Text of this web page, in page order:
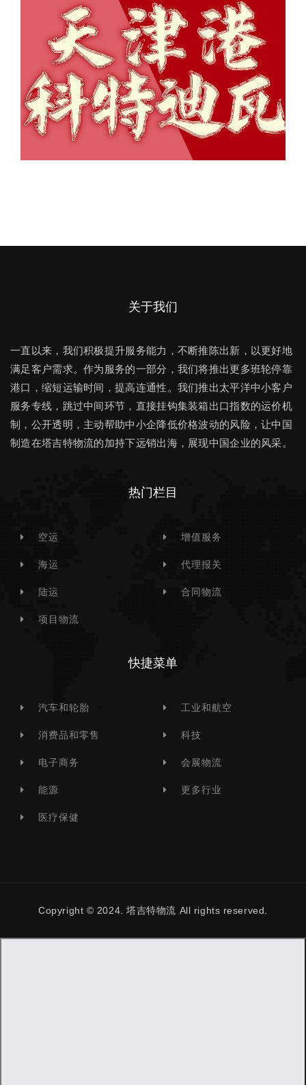
关于我们
一直以来，我们积极提升服务能力，不断推陈出新，以更好地
满足客户需求。作为服务的一部分，我们将推出更多班轮停靠
港口，缩短运输时间，提高连通性。我们推出太平洋中小客户
服务专线，跳过中间环节，直接挂钩集装箱出口指数的运价机
制，公开透明，主动帮助中小企降低价格波动的风险，让中国
制造在塔吉特物流的加持下远销出海，展现中国企业的风采。
热门栏目
空运
海运
陆运
项目物流
增值服务
代理报关
合同物流
快捷菜单
汽车和轮胎
消费品和零售
电子商务
能源
医疗保健
工业和航空
科技
会展物流
更多行业
Copyright © 2024. 塔吉特物流 All rights reserved.